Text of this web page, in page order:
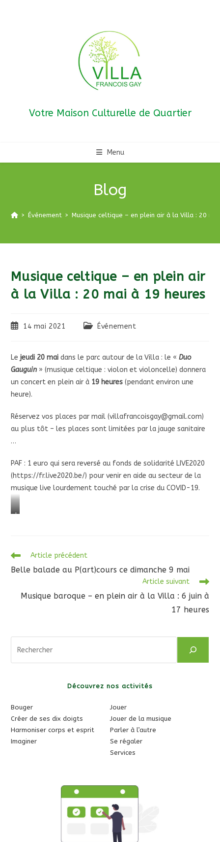
Votre Maison Culturelle de Quartier
Menu
Blog
> Événement > Musique celtique – en plein air à la Villa : 20
Musique celtique – en plein air
à la Villa : 20 mai à 19 heures
Publication
14 mai 2021
PostÉvénement
Lejeudi 20 mai dans le parc autour de la Villa : le «Duo
Gauguin » (musique celtique : violon et violoncelle) donnera
un concert en plein air à 19 heures (pendant environ une
heure).
Réservez vos places par mail (villafrancoisgay@gmail.com)
au plus tôt – les places sont limitées par la jauge sanitaire
…
PAF : 1 euro qui sera reversé au fonds de solidarité LIVE2020
(https://fr.live2020.be/) pour venir en aide au secteur de la
musique live lourdement touché par la crise du COVID-19.
L
e
u
g
r
t
é
o
Read
articles
Article précédent
Belle balade au P(art)cours ce dimanche 9 mai
Article suivant
Musique baroque – en plein air à la Villa : 6 juin à
17 heures
Découvrez nos activités
Bouger
Créer de ses dix doigts
Harmoniser corps et esprit
Imaginer
Jouer
Jouer de la musique
Parler à l’autre
Se régaler
Services